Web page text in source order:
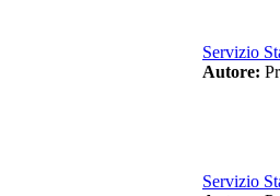
Servizio
Autore:
Servizio